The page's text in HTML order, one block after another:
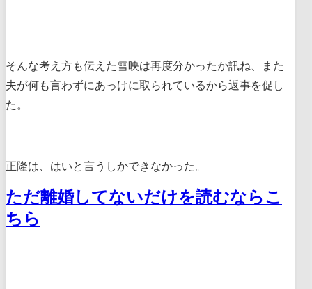
そんな考え方も伝えた雪映は再度分かったか訊ね、また
夫が何も言わずにあっけに取られているから返事を促し
た。
正隆は、はいと言うしかできなかった。
ただ離婚してないだけを読むならこ
ちら